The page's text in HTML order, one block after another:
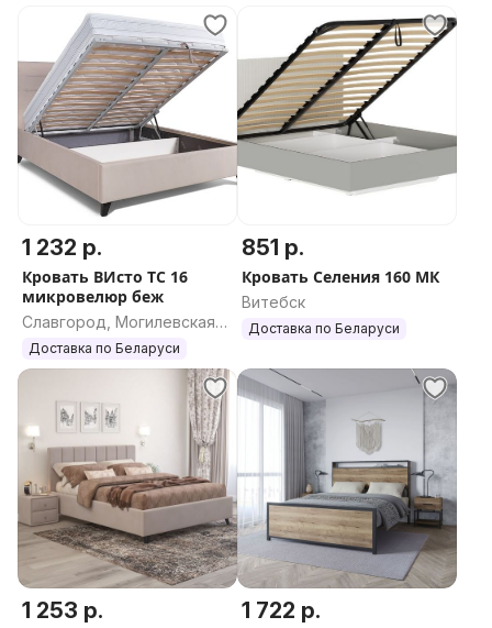
1 232 р.
Кровать ВИсто ТС 16
микровелюр беж
Славгород, Могилевская
область
Доставка по Беларуси
851 р.
Кровать Селения 160 МК
Витебск
Доставка по Беларуси
1 253 р. 1 722 р.